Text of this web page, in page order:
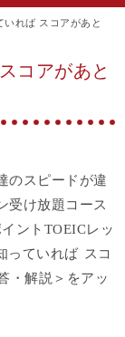
いれば スコアがあと
コアがあと
のスピードが違
受け放題コース
ントTOEICレッ
ていれば スコ
・解説＞をアッ